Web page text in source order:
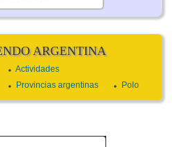
ARGENTINA
Actividades
Provincias argentinas Polo